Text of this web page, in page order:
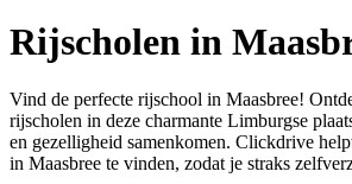
Rijscholen in
Vind de perfecte rijschool in Maasbree!
rijscholen in deze charmante Limburgse
en gezelligheid samenkomen. Clickdrive
in Maasbree te vinden, zodat je straks